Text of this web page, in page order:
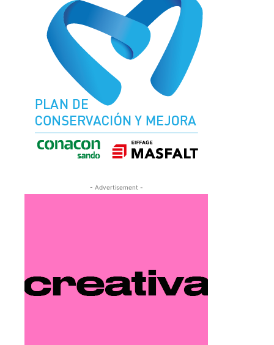
- Advertisement -